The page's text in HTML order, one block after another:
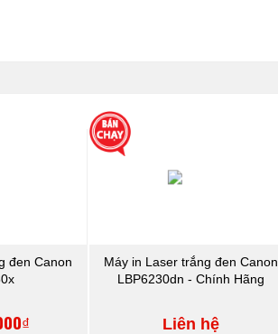
đen Canon
Máy in Laser trắng đen Canon
LBP6230dn - Chính Hãng
Liên hệ